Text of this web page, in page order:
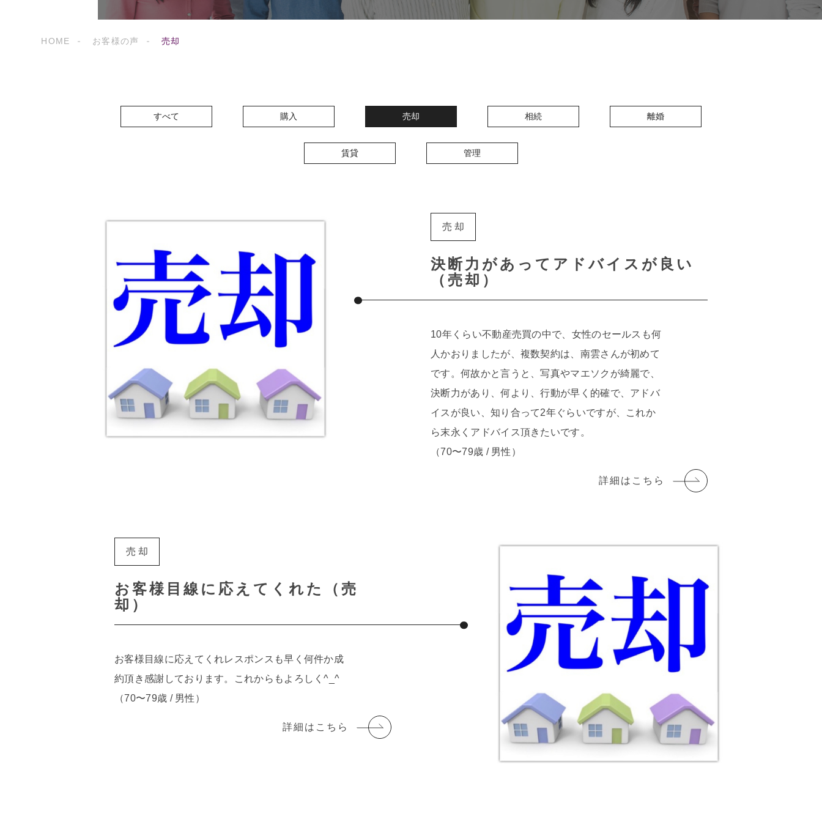
HOME お客様の声 売却
すべて 購入 売却 相続 離婚
賃貸 管理
売却
決断力があってアドバイスが良い
（売却）
10年くらい不動産売買の中で、女性のセールスも何
人かおりましたが、複数契約は、南雲さんが初めて
です。何故かと言うと、写真やマエソクが綺麗で、
決断力があり、何より、行動が早く的確で、アドバ
イスが良い、知り合って2年ぐらいですが、これか
ら末永くアドバイス頂きたいです。
（70〜79歳 / 男性）
詳細はこちら
売却
お客様目線に応えてくれた（売
却）
お客様目線に応えてくれレスポンスも早く何件か成
約頂き感謝しております。これからもよろしく^_^
（70〜79歳 / 男性）
詳細はこちら